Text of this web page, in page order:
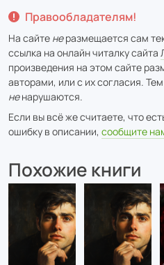
Правообладателям!
На сайте неразмещается сам
ссылка на онлайн читалку сайта
произведения на этом сайте
авторами, или с их согласия.
ненарушаются.
Если вы всё же считаете, что
ошибку в описании, сообщите
Похожие книги